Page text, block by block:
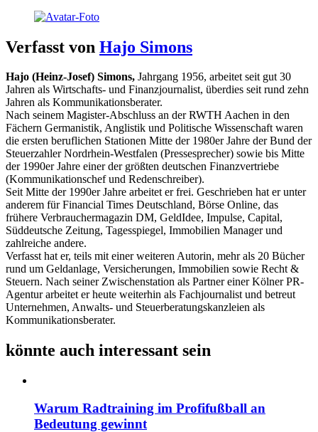
Verfasst von Hajo Simons
Hajo (Heinz-Josef) Simons, Jahrgang 1956, arbeitet seit gut 30
Jahren als Wirtschafts- und Finanzjournalist, überdies seit rund zehn
Jahren als Kommunikationsberater.
Nach seinem Magister-Abschluss an der RWTH Aachen in den
Fächern Germanistik, Anglistik und Politische Wissenschaft waren
die ersten beruflichen Stationen Mitte der 1980er Jahre der Bund der
Steuerzahler Nordrhein-Westfalen (Pressesprecher) sowie bis Mitte
der 1990er Jahre einer der größten deutschen Finanzvertriebe
(Kommunikationschef und Redenschreiber).
Seit Mitte der 1990er Jahre arbeitet er frei. Geschrieben hat er unter
anderem für Financial Times Deutschland, Börse Online, das
frühere Verbrauchermagazin DM, GeldIdee, Impulse, Capital,
Süddeutsche Zeitung, Tagesspiegel, Immobilien Manager und
zahlreiche andere.
Verfasst hat er, teils mit einer weiteren Autorin, mehr als 20 Bücher
rund um Geldanlage, Versicherungen, Immobilien sowie Recht &
Steuern. Nach seiner Zwischenstation als Partner einer Kölner PR-
Agentur arbeitet er heute weiterhin als Fachjournalist und betreut
Unternehmen, Anwalts- und Steuerberatungskanzleien als
Kommunikationsberater.
könnte auch interessant sein
Warum Radtraining im Profifußball an
Bedeutung gewinnt